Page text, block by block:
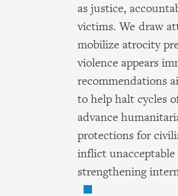
as justice,
victims. We draw
mobilize atrocity
violence appears
recommendations
to help halt cycles
advance
protections for
inflict
strengthening